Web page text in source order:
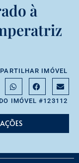
à
IMÓVEL
IMÓVEL #123112